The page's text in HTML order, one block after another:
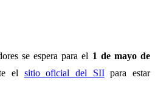
se espera para el 1 de mayo de
el sitio oficial del SIIpara estar